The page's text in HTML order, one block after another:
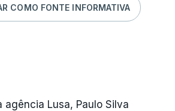
COMO FONTE INFORMATIVA
agência Lusa, Paulo Silva